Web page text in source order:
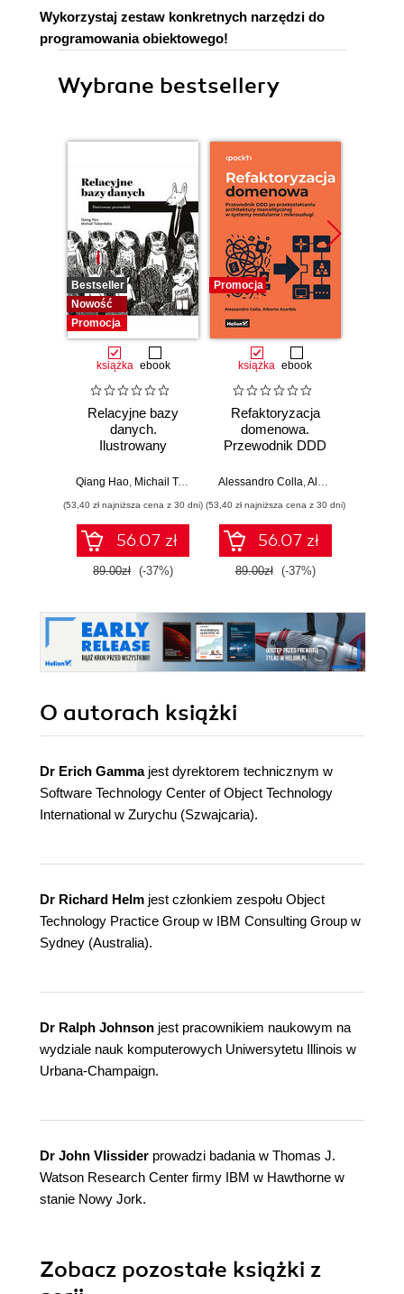
Wykorzystaj zestaw konkretnych narzędzi do
programowania obiektowego!
Wybrane bestsellery
Bestseller
Nowość
Promocja
książka ebook
Relacyjne bazy
danych.
Ilustrowany
Qiang Hao, Michail Tsikerdekis
(53,40 zł najniższa cena z 30 dni)
56.07 zł
89.00zł (-37%)
Promocja
książka ebook
Refaktoryzacja
domenowa.
Przewodnik DDD
architektury
systemy
modularne i
mikrousługi
Alessandro Colla,Alberto Acerbis
(53,40 zł najniższa cena z 30 dni)
56.07 zł
89.00zł (-37%)
O autorach książki
Dr Erich Gammajest dyrektorem technicznym w
Software Technology Center of Object Technology
International w Zurychu (Szwajcaria).
Dr Richard Helm jest członkiem zespołu Object
Technology Practice Group w IBM Consulting Group w
Sydney (Australia).
Dr Ralph Johnson jest pracownikiem naukowym na
wydziale nauk komputerowych Uniwersytetu Illinois w
Urbana-Champaign.
Dr John Vlissider prowadzi badania w Thomas J.
Watson Research Center firmy IBM w Hawthorne w
stanie Nowy Jork.
Zobacz pozostałe książki z